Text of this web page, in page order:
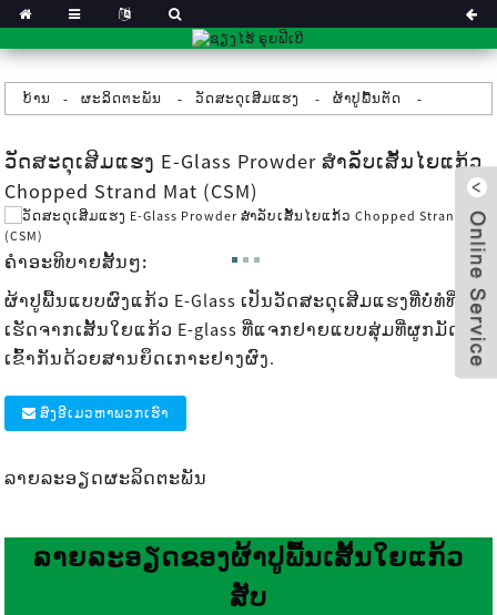
ບ້ານ ຜະລິດຕະພັນ ວັດສະດຸເສີມແຮງ ຜ້າປູພື້ນຕັດ
ວັດສະດຸເສີມແຮງ E-Glass Prowder ສຳລັບເສັ້ນໄຍແກ້ວ
Chopped Strand Mat (CSM)
ຄໍາອະທິບາຍສັ້ນໆ:
ຜ້າປູພື້ນແບບຜົງແກ້ວ E-Glass ເປັນວັດສະດຸເສີມແຮງທີ່ບໍ່ທໍທີ່
ເຮັດຈາກເສັ້ນໃຍແກ້ວ E-glass ທີ່ແຈກຢາຍແບບສຸ່ມທີ່ຜູກມັດ
ເຂົ້າກັນດ້ວຍສານຍຶດເກາະຢາງຜົງ.
ສົ່ງອີເມວຫາພວກເຮົາ
ລາຍລະອຽດຜະລິດຕະພັນ
ລາຍລະອຽດຂອງຜ້າປູພື້ນເສັ້ນໃຍແກ້ວ
ສັບ